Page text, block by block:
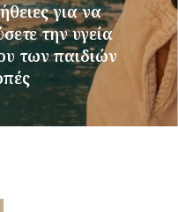
για να
την υγεία
των παιδιών